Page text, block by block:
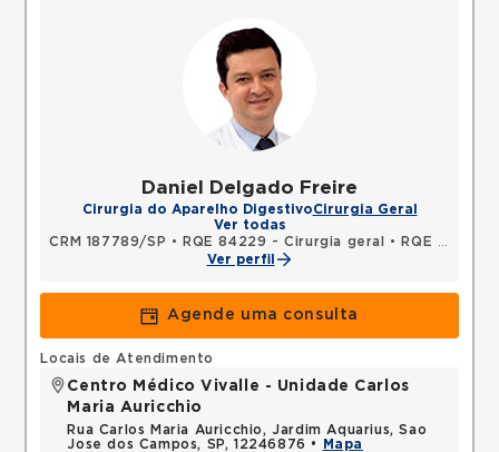
Daniel Delgado Freire
Cirurgia do Aparelho DigestivoCirurgia Geral
Ver todas
CRM 187789/SP • RQE 84229 - Cirurgia geral •
RQE 84230 - Coloproctologia
Ver perfil
Agende uma consulta
Locais de Atendimento
Centro Médico Vivalle - Unidade Carlos
Maria Auricchio
Rua Carlos Maria Auricchio, Jardim Aquarius, Sao
Jose dos Campos, SP, 12246876 •
Mapa